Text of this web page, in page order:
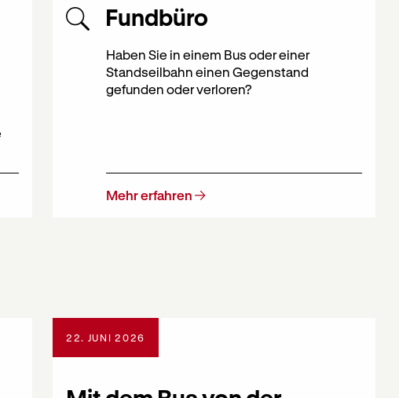
Fundbüro
Haben Sie in einem Bus oder einer
Standseilbahn einen Gegenstand
gefunden oder verloren?
Mehr erfahren
22. JUNI 2026